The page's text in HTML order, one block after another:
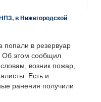
в Нижегородской
попали в резервуар
Об этом сообщил
возник пожар,
Есть и
ранения получили